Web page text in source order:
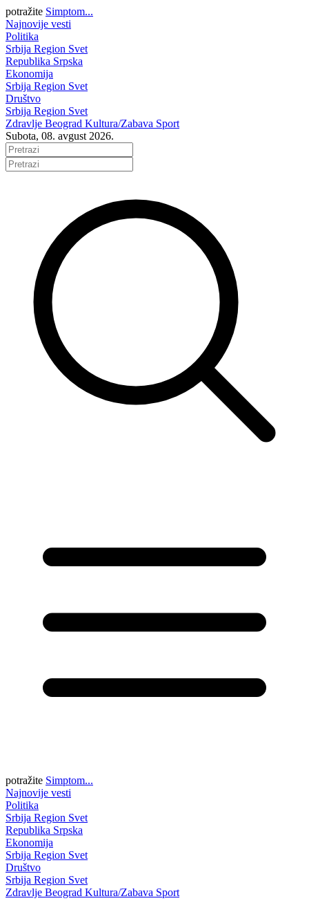
potražite Simptom...
Najnovije vesti
Politika
Srbija Region Svet
Republika Srpska
Ekonomija
Srbija Region Svet
Društvo
Srbija Region Svet
Zdravlje Beograd Kultura/Zabava Sport
Subota, 08. avgust 2026.
potražite Simptom...
Najnovije vesti
Politika
Srbija Region Svet
Republika Srpska
Ekonomija
Srbija Region Svet
Društvo
Srbija Region Svet
Zdravlje Beograd Kultura/Zabava Sport